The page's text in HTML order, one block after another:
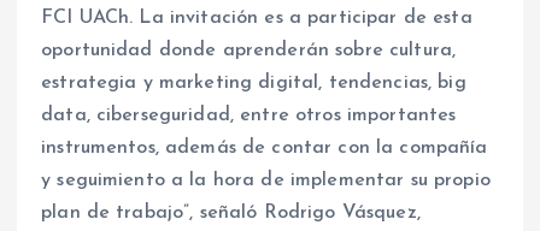
FCI UACh. La invitación es a participar de esta
oportunidad donde aprenderán sobre cultura,
estrategia y marketing digital, tendencias, big
data, ciberseguridad, entre otros importantes
instrumentos, además de contar con la compañía
y seguimiento a la hora de implementar su propio
plan de trabajo”, señaló Rodrigo Vásquez,